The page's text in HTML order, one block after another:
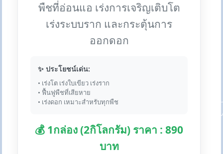
พืชที่อ่อนแอ เร่งการเจริญเติบโต
เร่งระบบราก และกระตุ้นการ
ออกดอก
✨ ประโยชน์เด่น:
• เร่งโต เร่งใบเขียว เร่งราก
• ฟื้นฟูพืชที่เสียหาย
• เร่งดอก เหมาะสำหรับทุกพืช
💰 1กล่อง (2กิโลกรัม) ราคา : 890
บาท